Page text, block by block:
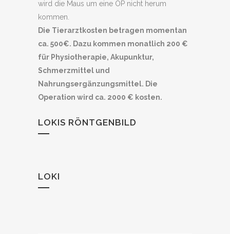
wird die Maus um eine OP nicht herum
kommen.
Die Tierarztkosten betragen momentan
ca. 500€. Dazu kommen monatlich 200 €
für Physiotherapie, Akupunktur,
Schmerzmittel und
Nahrungsergänzungsmittel. Die
Operation wird ca. 2000 € kosten.
LOKIS RÖNTGENBILD
LOKI